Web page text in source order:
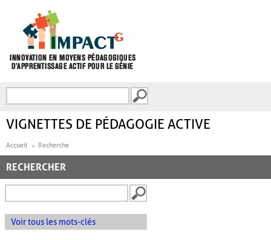
FORMULAIRE DE
VIGNETTES DE PÉDAGOGIE ACTIVE
Accueil Recherche
RECHERCHER
Voir tous les mots-clés